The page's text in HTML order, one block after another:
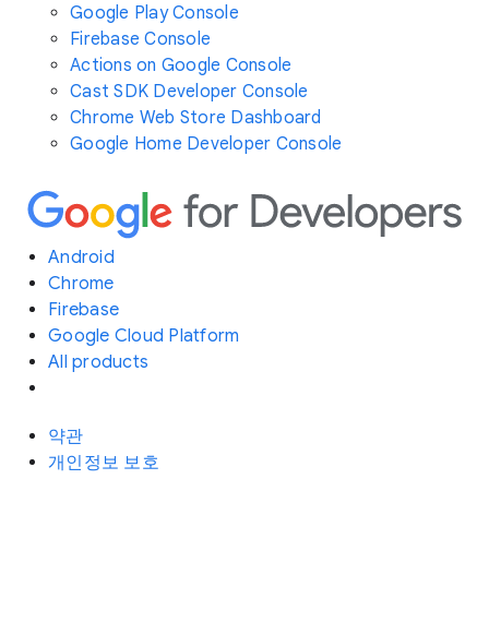
Google Play Console
Firebase Console
Actions on Google Console
Cast SDK Developer Console
Chrome Web Store Dashboard
Google Home Developer Console
Android
Chrome
Firebase
Google Cloud Platform
All products
약관
개인정보 보호